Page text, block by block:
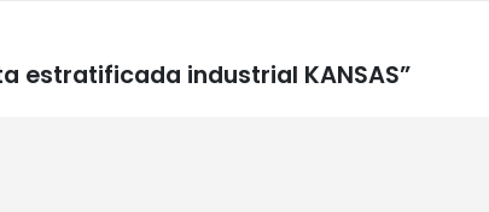
estratificada industrial KANSAS”